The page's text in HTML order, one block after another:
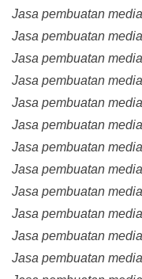
Jasa pembuatan
Jasa pembuatan
Jasa pembuatan
Jasa pembuatan
Jasa pembuatan
Jasa pembuatan
Jasa pembuatan
Jasa pembuatan
Jasa pembuatan
Jasa pembuatan
Jasa pembuatan
Jasa pembuatan